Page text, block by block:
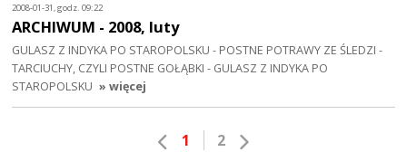
2008-01-31, godz. 09:22
ARCHIWUM - 2008, luty
GULASZ Z INDYKA PO STAROPOLSKU - POSTNE POTRAWY ZE ŚLEDZI -
TARCIUCHY, CZYLI POSTNE GOŁĄBKI - GULASZ Z INDYKA PO
STAROPOLSKU » więcej
1 2